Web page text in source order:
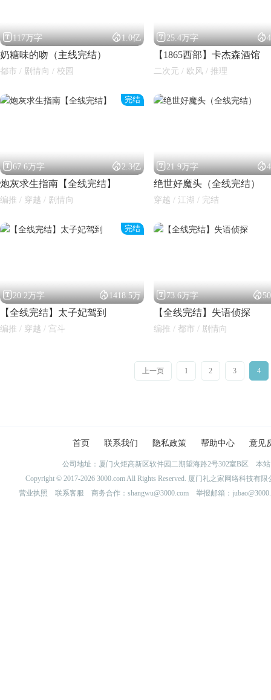
117万字 1.0亿
奶糖味的吻（主线完结）
都市 / 剧情向 / 校园
25.4万字 
【1865西部】卡杰森酒馆
二次元 / 欧风 / 推理
完结
67.6万字 2.3亿
炮灰求生指南【全线完结】
编推 / 穿越 / 剧情向
21.9万字 
绝世好魔头（全线完结）
穿越 / 江湖 / 完结
完结
20.2万字 1418.5万
【全线完结】太子妃驾到
编推 / 穿越 / 宫斗
73.6万字 
【全线完结】失语侦探
编推 / 都市 / 剧情向
上一页 1 2 3 4
首页 联系我们 隐私政策 帮助中心 意见
公司地址：厦门火炬高新区软件园二期望海路2号302室B区 本
Copyright © 2017-2026 3000.com All Rights Reserved. 厦门礼之家网络科技
营业执照
联系客服 商务合作：shangwu@3000.com 举报邮箱：